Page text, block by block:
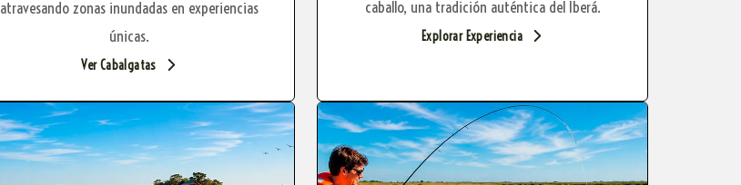
atravesando zonas inundadas en experiencias
únicas.
Ver Cabalgatas
caballo, una tradición auténtica del Iberá.
Explorar Experiencia